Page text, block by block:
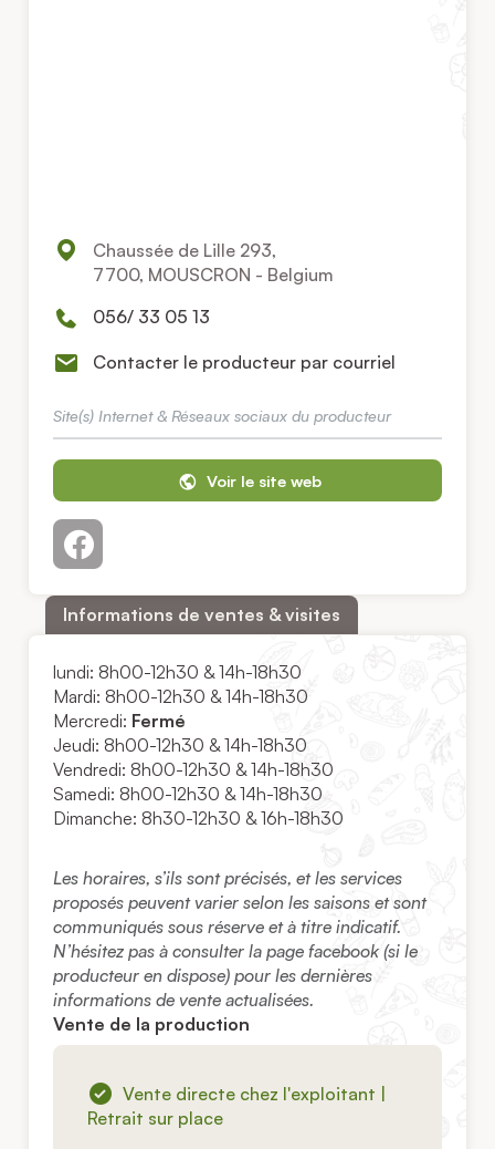
Chaussée de Lille 293,
7700, MOUSCRON - Belgium
056/ 33 05 13
Contacter le producteur par courriel
Site(s) Internet & Réseaux sociaux du producteur
Voir le site web
Informations de ventes & visites
lundi:8h00-12h30 & 14h-18h30
Mardi:8h00-12h30 & 14h-18h30
Mercredi: Fermé
Jeudi:8h00-12h30 & 14h-18h30
Vendredi:8h00-12h30 & 14h-18h30
Samedi:8h00-12h30 & 14h-18h30
Dimanche:8h30-12h30 & 16h-18h30
Les horaires, s’ils sont précisés, et les services
proposés peuvent varier selon les saisons et sont
communiqués sous réserve et à titre indicatif.
N’hésitez pas à consulter la page facebook (si le
producteur en dispose) pour les dernières
informations de vente actualisées.
Vente de la production
Vente directe chez l'exploitant |
Retrait sur place